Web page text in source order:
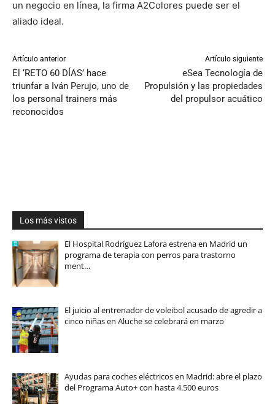
un negocio en línea, la firma A2Colores puede ser el
aliado ideal.
Artículo anterior
El ‘RETO 60 DÍAS’ hace
triunfar a Iván Perujo, uno de
los personal trainers más
reconocidos
Artículo siguiente
eSea Tecnología de
Propulsión y las propiedades
del propulsor acuático
Los más vistos
El Hospital Rodríguez Lafora estrena en Madrid un
programa de terapia con perros para trastorno
ment…
El juicio al entrenador de voleibol acusado de agredir a
cinco niñas en Aluche se celebrará en marzo
Ayudas para coches eléctricos en Madrid: abre el plazo
del Programa Auto+ con hasta 4.500 euros